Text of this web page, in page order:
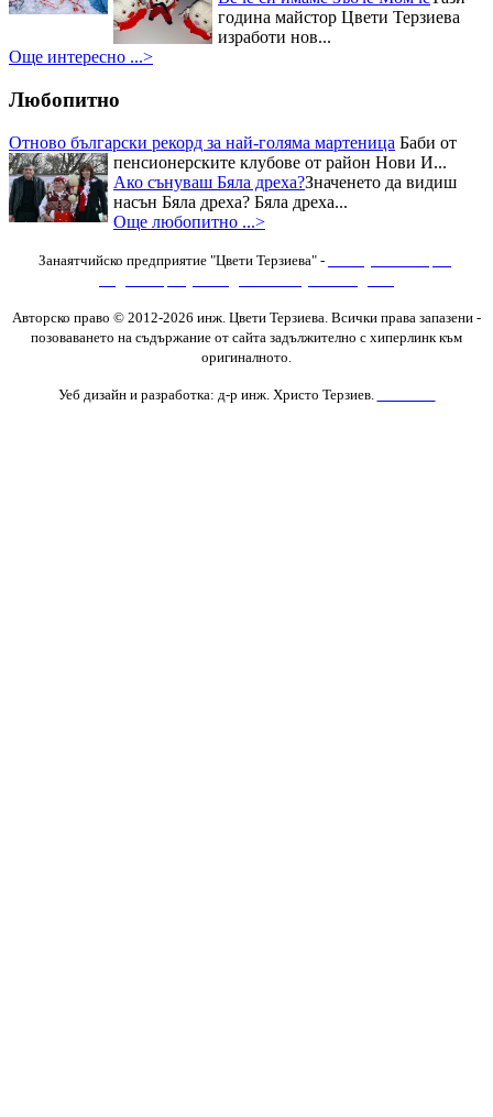
финалистите от Hell`s Kitchen и
гостите на празника останаха
година майстор Цвети Терзиева
изработи нов...
Още интересно ...>
Любопитно
Отново български рекорд за най-голяма мартеница Баби от
пенсионерските клубове от район Нови И...
Ако сънуваш Бяла дреха?Значенето да видиш
насън Бяла дреха? Бяла дреха...
Още любопитно ...>
Занаятчийско предприятие "Цвети Терзиева" -
Авторско право © 2012-2026 инж. Цвети Терзиева. Всички права запазени -
позоваването на съдържание от сайта задължително с хиперлинк към
оригиналното.
Уеб дизайн и разработка: д-р инж. Христо Терзиев.